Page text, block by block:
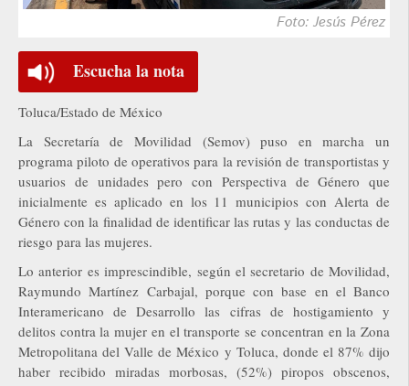
Foto: Jesús Pérez
Escucha la nota
Toluca/Estado de México
La Secretaría de Movilidad (Semov) puso en marcha un
programa piloto de operativos para la revisión de transportistas y
usuarios de unidades pero con Perspectiva de Género que
inicialmente es aplicado en los 11 municipios con Alerta de
Género con la finalidad de identificar las rutas y las conductas de
riesgo para las mujeres.
Lo anterior es imprescindible, según el secretario de Movilidad,
Raymundo Martínez Carbajal, porque con base en el Banco
Interamericano de Desarrollo las cifras de hostigamiento y
delitos contra la mujer en el transporte se concentran en la Zona
Metropolitana del Valle de México y Toluca, donde el 87% dijo
haber recibido miradas morbosas, (52%) piropos obscenos,